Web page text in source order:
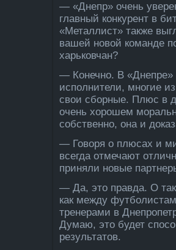
— «Днепр» очень
главный конкурент в
«Металлист» также
вашей новой команде
харьковчан?
— Конечно. В «Днепре»
исполнители, многие
свои сборные. Плюс в
очень хорошем
собственно, она и
— Говоря о плюсах и
всегда­ отмечают
приняли новые
— Да, это правда­. О
как между
тренерами в
Думаю, это будет
результатов.